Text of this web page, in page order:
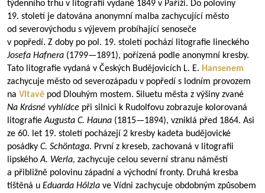
týdenního trhu v litografii vydané 1849 v Paříži. Do poloviny
19. století je datována anonymní malba zachycující město
od severovýchodu s výjevem probíhající senoseče
v popředí. Z doby po pol. 19. století pochází litografie lineckého
Josefa Hafnera (1799—1891), pořízená podle anonymní kresby.
Tato litografie vydaná v Českých Budějovicích L. E. Hansenem
zachycuje město od severozápadu v popředí s lodním provozem
na Vltavě pod Dlouhým mostem. Siluetu města z výšiny zvané
Na Krásné vyhlídce při silnici k Rudolfovu zobrazuje kolorovaná
litografieAugusta C. Hauna (1815—1894), vzniklá před 1864. Asi
ze 60. let 19. století pocházejí 2 kresby kadeta budějovické
posádky C. Schöntaga. První z kreseb, zachovaná v litografii
lipskéhoA. Werla, zachycuje celou severní stranu náměstí
a přibližně polovinu západní a východní fronty. Druhá kresba
tištěná u Eduarda Hőlzla ve Vídni zachycuje obdobným způsobem